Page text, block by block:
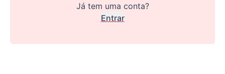
Já tem uma conta?
Entrar